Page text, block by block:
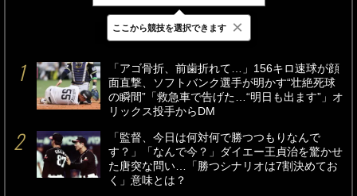
最新 24時間 週間
「アゴ骨折、前歯折れて…」156キロ速球が顔
面直撃、ソフトバンク選手が明かす“壮絶死球
の瞬間”「救急車で告げた…“明日も出ます”」オ
リックス投手からDM
「監督、今日は何対何で勝つつもりなんで
す？」「なんで今？」ダイエー王貞治を驚かせ
た唐突な問い…「勝つシナリオは7割決めてお
く」意味とは？
ここから競技を選択できます ×